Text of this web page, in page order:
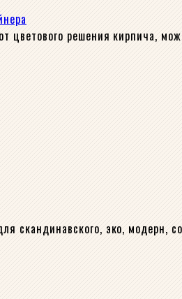
цветового решения кирпича,
скандинавского, эко, модерн,